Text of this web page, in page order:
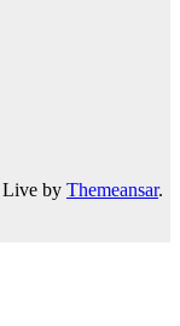
Live by Themeansar.